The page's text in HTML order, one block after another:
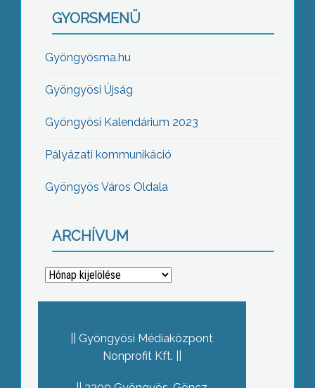
GYORSMENÜ
Gyöngyösma.hu
Gyöngyösi Újság
Gyöngyösi Kalendárium 2023
Pályázati kommunikáció
Gyöngyös Város Oldala
ARCHÍVUM
Archívum
Gyöngyösi Médiaközpont
Nonprofit Kft.